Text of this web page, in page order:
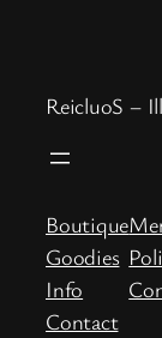
ReicluoS –
Boutique
Goodies
Info
Contact